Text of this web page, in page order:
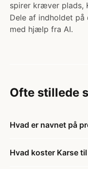
spirer kræver plads,
Dele af indholdet
med hjælp fra AI.
Ofte stillede
Hvad er navnet på
Hvad koster Karse